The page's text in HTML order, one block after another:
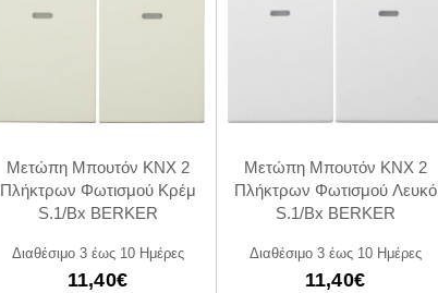
Μετώπη Μπουτόν KNX 2
Πλήκτρων Φωτισμού Κρέμ
S.1/Bx BERKER
Διαθέσιμο 3 έως 10 Ημέρες
11,40€
Μετώπη Μπουτόν KNX 2
Πλήκτρων Φωτισμού Λευκό
S.1/Bx BERKER
Διαθέσιμο 3 έως 10 Ημέρες
11,40€